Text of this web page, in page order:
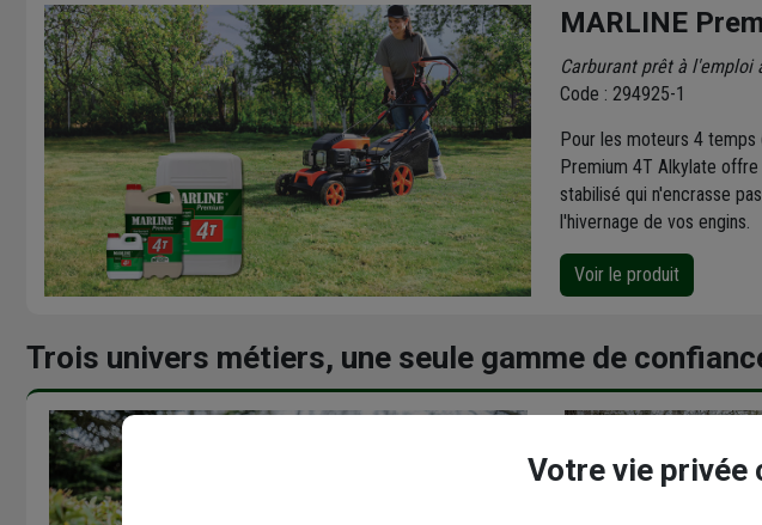
MARLINE
Carburant prêt à l'emploi
Code : 294925-1
Pour les moteurs 4 temps
Premium 4T Alkylate
stabilisé qui n'encrasse
l'hivernage de vos engins.
Voir le produit
Trois univers métiers, une seule gamme de
Votre vie privée